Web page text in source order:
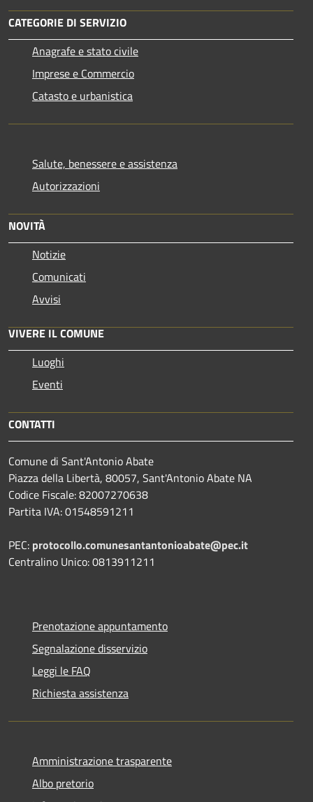
CATEGORIE DI SERVIZIO
Anagrafe e stato civile
Imprese e Commercio
Catasto e urbanistica
Salute, benessere e assistenza
Autorizzazioni
NOVITÀ
Notizie
Comunicati
Avvisi
VIVERE IL COMUNE
Luoghi
Eventi
CONTATTI
Comune di Sant'Antonio Abate
Piazza della Libertà, 80057, Sant'Antonio Abate NA
Codice Fiscale: 82007270638
Partita IVA: 01548591211
PEC: protocollo.comunesantantonioabate@pec.it
Centralino Unico: 0813911211
Prenotazione appuntamento
Segnalazione disservizio
Leggi le FAQ
Richiesta assistenza
Amministrazione trasparente
Albo pretorio